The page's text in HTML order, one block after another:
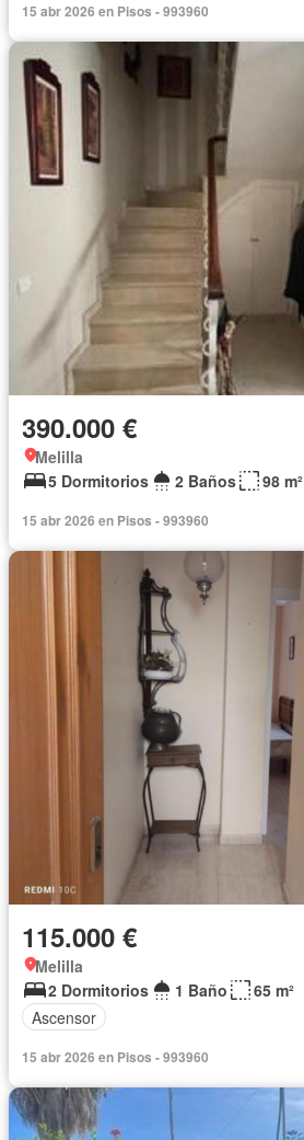
15 abr 2026 en Pisos - 993960
390.000 €
Melilla
5 Dormitorios
2 Baños 98 m²
15 abr 2026 en Pisos - 993960
115.000 €
Melilla
2 Dormitorios
1 Baño
65 m²
Ascensor
15 abr 2026 en Pisos - 993960